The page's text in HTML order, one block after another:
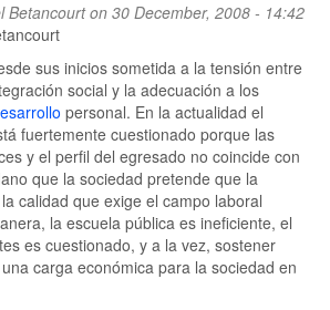
Betancourton 30 December, 2008 - 14:42
sus inicios sometida a la tensión entre
social y la adecuación a los
personal. En la actualidad el
fuertemente cuestionado porque las
y el perfil del egresado no coincide con
que la sociedad pretende que la
calidad que exige el campo laboral
la escuela pública es ineficiente, el
es cuestionado, y a la vez, sostener
carga económica para la sociedad en